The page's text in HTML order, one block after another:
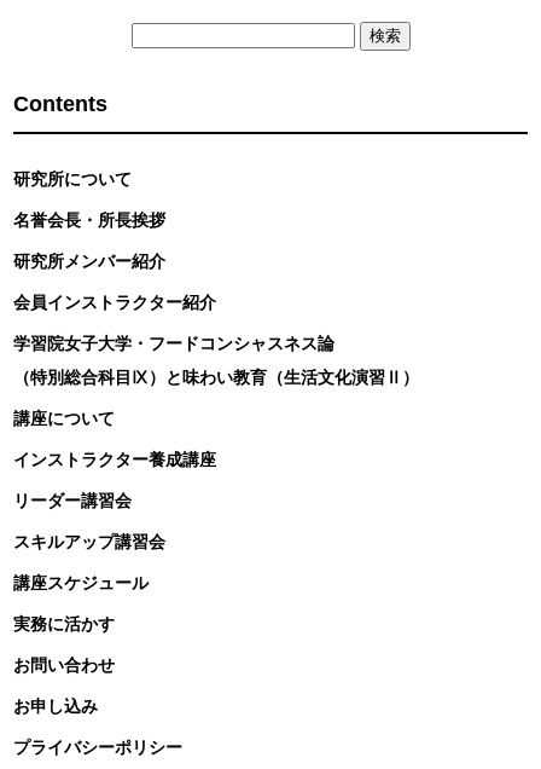
Contents
研究所について
名誉会長・所長挨拶
研究所メンバー紹介
会員インストラクター紹介
学習院女子大学・フードコンシャスネス論
（特別総合科目Ⅸ）と味わい教育（生活文化演習Ⅱ）
講座について
インストラクター養成講座
リーダー講習会
スキルアップ講習会
講座スケジュール
実務に活かす
お問い合わせ
お申し込み
プライバシーポリシー